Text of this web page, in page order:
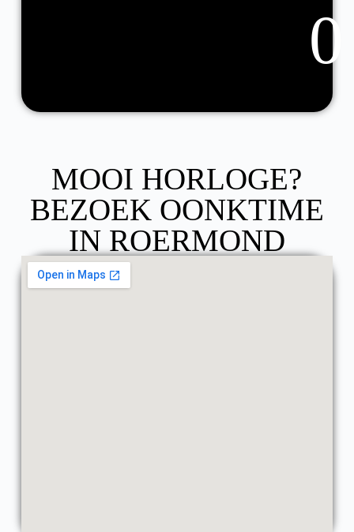
0
MOOI HORLOGE?
BEZOEK OONKTIME
IN ROERMOND